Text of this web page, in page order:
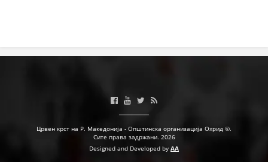
ПРИРАЧНИЦИ
Црвен крст на Р. Македонија - Општинска организација Охрид ©.
Сите права задржани. 2026
Designed and Developed by AA